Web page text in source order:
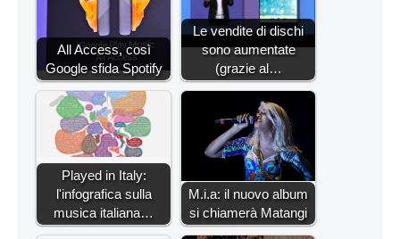
All Access, così
Google sfida Spotify
Le vendite di dischi
sono aumentate
(grazie al…
Played in Italy:
l'infografica sulla
musica italiana…
M.i.a: il nuovo album
si chiamerà Matangi